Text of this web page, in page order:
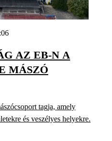
AZ EB-N A
MÁSZÓ
tagja, amely
és veszélyes helyekre.